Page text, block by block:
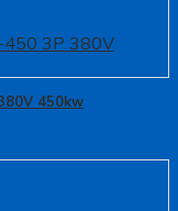
450kw